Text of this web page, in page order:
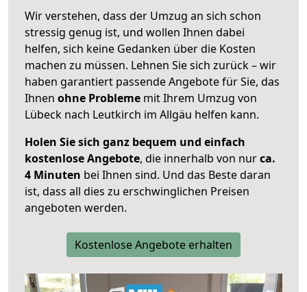
Wir verstehen, dass der Umzug an sich schon
stressig genug ist, und wollen Ihnen dabei
helfen, sich keine Gedanken über die Kosten
machen zu müssen. Lehnen Sie sich zurück – wir
haben garantiert passende Angebote für Sie, das
Ihnen ohne Probleme mit Ihrem Umzug von
Lübeck nach Leutkirch im Allgäu helfen kann.
Holen Sie sich ganz bequem und einfach
kostenlose Angebote, die innerhalb von nurca.
4 Minuten bei Ihnen sind. Und das Beste daran
ist, dass all dies zu erschwinglichen Preisen
angeboten werden.
Kostenlose Angebote erhalten